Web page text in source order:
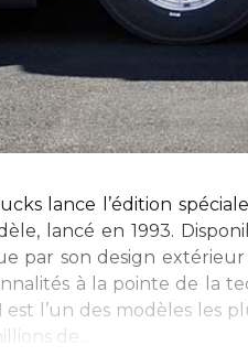
lance l’édition
lancé en 1993.
par son design
à la pointe de la
est l’un des modèles
de...